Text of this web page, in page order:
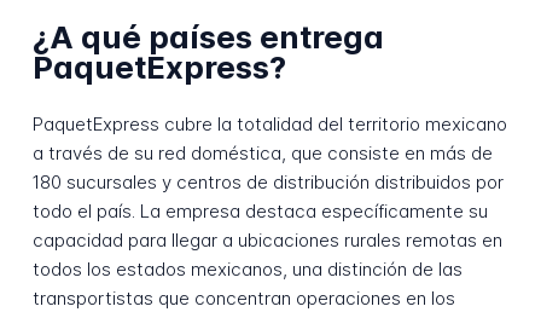
¿A qué países entrega
PaquetExpress?
PaquetExpress cubre la totalidad del territorio mexicano
a través de su red doméstica, que consiste en más de
180 sucursales y centros de distribución distribuidos por
todo el país. La empresa destaca específicamente su
capacidad para llegar a ubicaciones rurales remotas en
todos los estados mexicanos, una distinción de las
transportistas que concentran operaciones en los